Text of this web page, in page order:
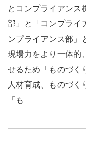
とコンプライアンス
部」と「コンプライ
ンプライアンス部
現場力をより一体的
せるため「ものづく
人材育成、ものづく
「も